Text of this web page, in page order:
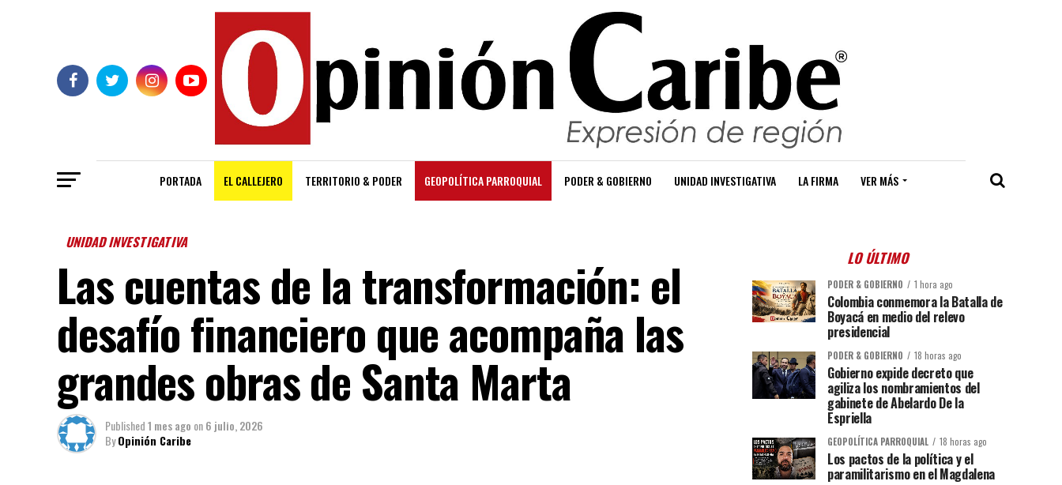
PORTADA EL CALLEJERO TERRITORIO & PODER GEOPOLÍTICA PARROQUIAL PODER & GOBIERNO UNIDAD INVESTIGATIVA LA FIRMA VER MÁS
UNIDAD INVESTIGATIVA
Las cuentas de la transformación: el
desafío financiero que acompaña las
grandes obras de Santa Marta
Published1 mes ago on6 julio, 2026
ByOpinión Caribe
LO ÚLTIMO
PODER & GOBIERNO 1 hora ago
Colombia conmemora la Batalla de
Boyacá en medio del relevo
presidencial
PODER & GOBIERNO 18 horas ago
Gobierno expide decreto que
agiliza los nombramientos del
gabinete de Abelardo De la
Espriella
GEOPOLÍTICA PARROQUIAL 18 horas ago
Los pactos de la política y el
paramilitarismo en el Magdalena